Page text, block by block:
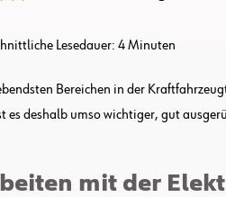
Lesedauer: 4Minuten
Bereichen in der
es deshalb umso wichtiger, gut
mit der